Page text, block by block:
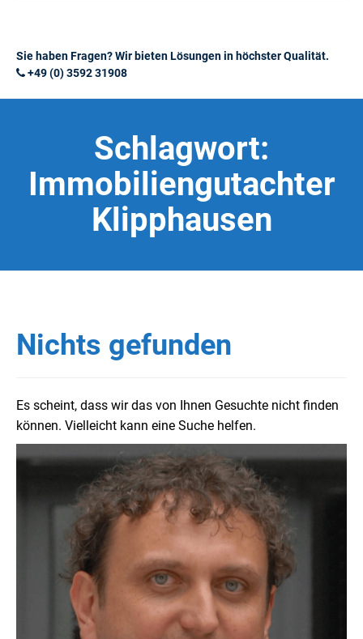
Sie haben Fragen? Wir bieten Lösungen in höchster Qualität.
+49 (0) 3592 31908
Schlagwort:
Immobiliengutachter
Klipphausen
Nichts gefunden
Es scheint, dass wir das von Ihnen Gesuchte nicht finden
können. Vielleicht kann eine Suche helfen.